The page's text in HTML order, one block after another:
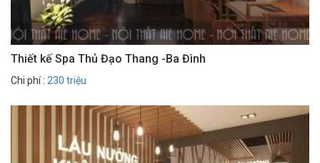
Thiết kế Spa Thủ Đạo Thang -Ba Đình
Chi phí : 230 triệu